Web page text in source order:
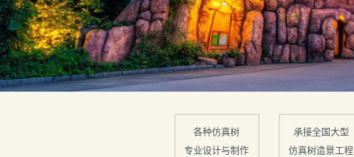
各种仿真树
专业设计与制作
承接全国大型
仿真树造景工程